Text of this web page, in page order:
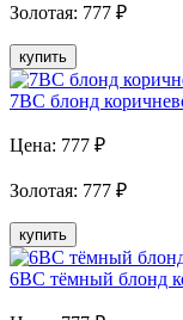
Золотая: 777 ₽
купить
7BC блонд
Цена: 777 ₽
Золотая: 777 ₽
купить
6BC тёмный блонд